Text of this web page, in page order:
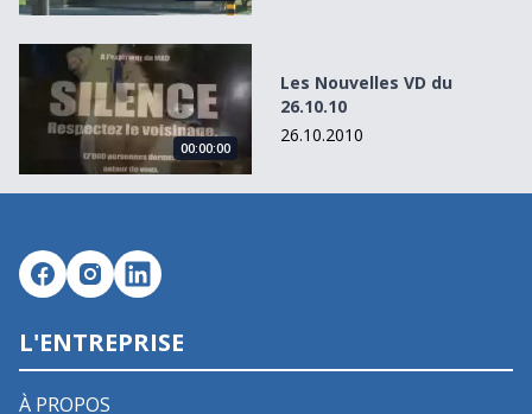
Les Nouvelles VD du 26.10.10
00:00:00
Les Nouvelles VD du
26.10.10
26.10.2010
L'ENTREPRISE
À PROPOS